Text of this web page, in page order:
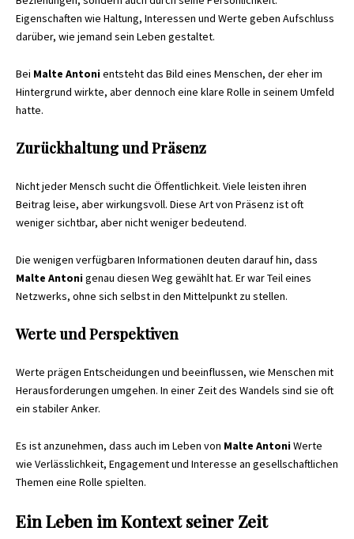
Eigenschaften wie Haltung, Interessen und Werte geben Aufschluss
darüber, wie jemand sein Leben gestaltet.
Bei Malte Antonientsteht das Bild eines Menschen, der eher im
Hintergrund wirkte, aber dennoch eine klare Rolle in seinem Umfeld
hatte.
Zurückhaltung und Präsenz
Nicht jeder Mensch sucht die Öffentlichkeit. Viele leisten ihren
Beitrag leise, aber wirkungsvoll. Diese Art von Präsenz ist oft
weniger sichtbar, aber nicht weniger bedeutend.
Die wenigen verfügbaren Informationen deuten darauf hin, dass
Malte Antonigenau diesen Weg gewählt hat. Er war Teil eines
Netzwerks, ohne sich selbst in den Mittelpunkt zu stellen.
Werte und Perspektiven
Werte prägen Entscheidungen und beeinflussen, wie Menschen mit
Herausforderungen umgehen. In einer Zeit des Wandels sind sie oft
ein stabiler Anker.
Es ist anzunehmen, dass auch im Leben von Malte AntoniWerte
wie Verlässlichkeit, Engagement und Interesse an gesellschaftlichen
Themen eine Rolle spielten.
Ein Leben im Kontext seiner Zeit